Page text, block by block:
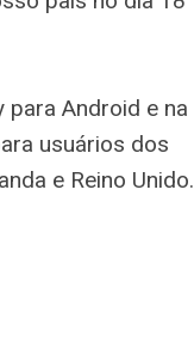
para Android e na
usuários dos
e Reino Unido.